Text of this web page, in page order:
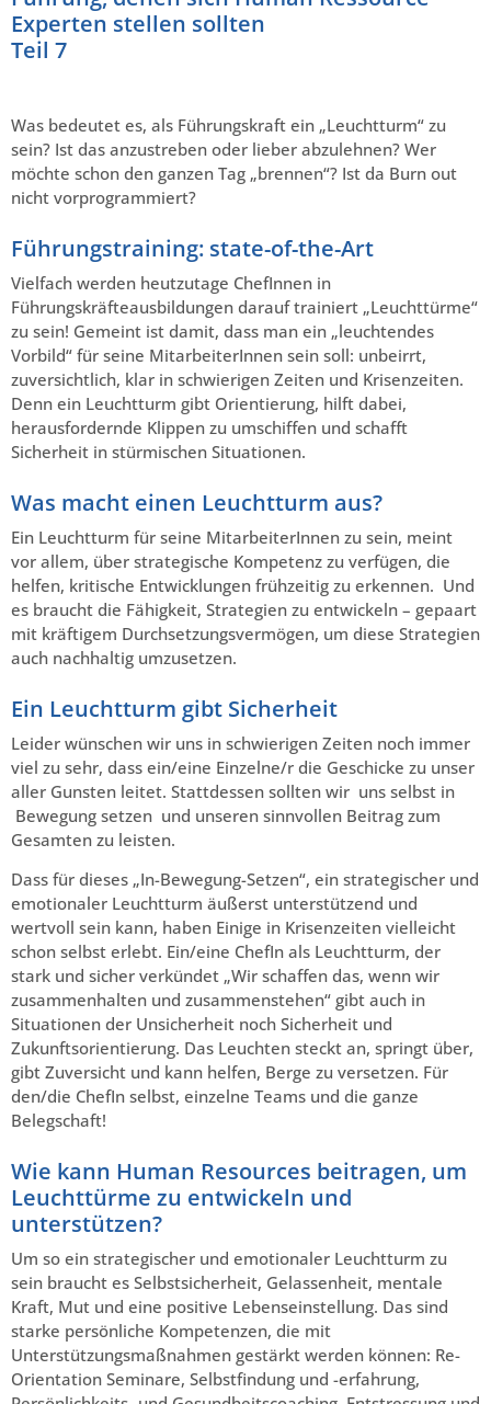
Experten stellen sollten
Teil 7
Was bedeutet es, als Führungskraft ein „Leuchtturm“ zu
sein? Ist das anzustreben oder lieber abzulehnen? Wer
möchte schon den ganzen Tag „brennen“? Ist da Burn out
nicht vorprogrammiert?
Führungstraining: state-of-the-Art
Vielfach werden heutzutage ChefInnen in
Führungskräfteausbildungen darauf trainiert „Leuchttürme“
zu sein! Gemeint ist damit, dass man ein „leuchtendes
Vorbild“ für seine MitarbeiterInnen sein soll: unbeirrt,
zuversichtlich, klar in schwierigen Zeiten und Krisenzeiten.
Denn ein Leuchtturm gibt Orientierung, hilft dabei,
herausfordernde Klippen zu umschiffen und schafft
Sicherheit in stürmischen Situationen.
Was macht einen Leuchtturm aus?
Ein Leuchtturm für seine MitarbeiterInnen zu sein, meint
vor allem, über strategische Kompetenz zu verfügen, die
helfen, kritische Entwicklungen frühzeitig zu erkennen. Und
es braucht die Fähigkeit, Strategien zu entwickeln – gepaart
mit kräftigem Durchsetzungsvermögen, um diese Strategien
auch nachhaltig umzusetzen.
Ein Leuchtturm gibt Sicherheit
Leider wünschen wir uns in schwierigen Zeiten noch immer
viel zu sehr, dass ein/eine Einzelne/r die Geschicke zu unser
aller Gunsten leitet. Stattdessen sollten wir uns selbst in
Bewegung setzen und unseren sinnvollen Beitrag zum
Gesamten zu leisten.
Dass für dieses „In-Bewegung-Setzen“, ein strategischer und
emotionaler Leuchtturm äußerst unterstützend und
wertvoll sein kann, haben Einige in Krisenzeiten vielleicht
schon selbst erlebt. Ein/eine ChefIn als Leuchtturm, der
stark und sicher verkündet „Wir schaffen das, wenn wir
zusammenhalten und zusammenstehen“ gibt auch in
Situationen der Unsicherheit noch Sicherheit und
Zukunftsorientierung. Das Leuchten steckt an, springt über,
gibt Zuversicht und kann helfen, Berge zu versetzen. Für
den/die ChefIn selbst, einzelne Teams und die ganze
Belegschaft!
Wie kann Human Resources beitragen, um
Leuchttürme zu entwickeln und
unterstützen?
Um so ein strategischer und emotionaler Leuchtturm zu
sein braucht es Selbstsicherheit, Gelassenheit, mentale
Kraft, Mut und eine positive Lebenseinstellung. Das sind
starke persönliche Kompetenzen, die mit
Unterstützungsmaßnahmen gestärkt werden können: Re-
Orientation Seminare, Selbstfindung und -erfahrung,